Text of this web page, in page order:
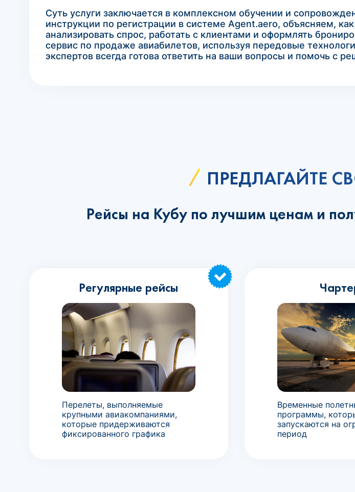
Суть услуги заключается в комплексном обучении и
инструкции по регистрации в системе Agent.aero, объясняем,
анализировать спрос, работать с клиентами и оформлять
сервис по продаже авиабилетов, используя передовые
экспертов всегда готова ответить на ваши вопросы и помочь с
ПРЕДЛАГАЙТЕ
Рейсы на Кубу по лучшим ценам и
Регулярные рейсы
Перелеты, выполняемые
крупными авиакомпаниями,
которые придерживаются
фиксированного графика
Временные
программы,
запускаются на
период